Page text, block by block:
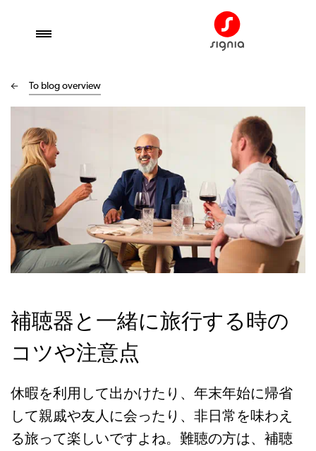
To blog overview
補聴器と一緒に旅行する時の
コツや注意点
休暇を利用して出かけたり、年末年始に帰省
して親戚や友人に会ったり、非日常を味わえ
る旅って楽しいですよね。難聴の方は、補聴